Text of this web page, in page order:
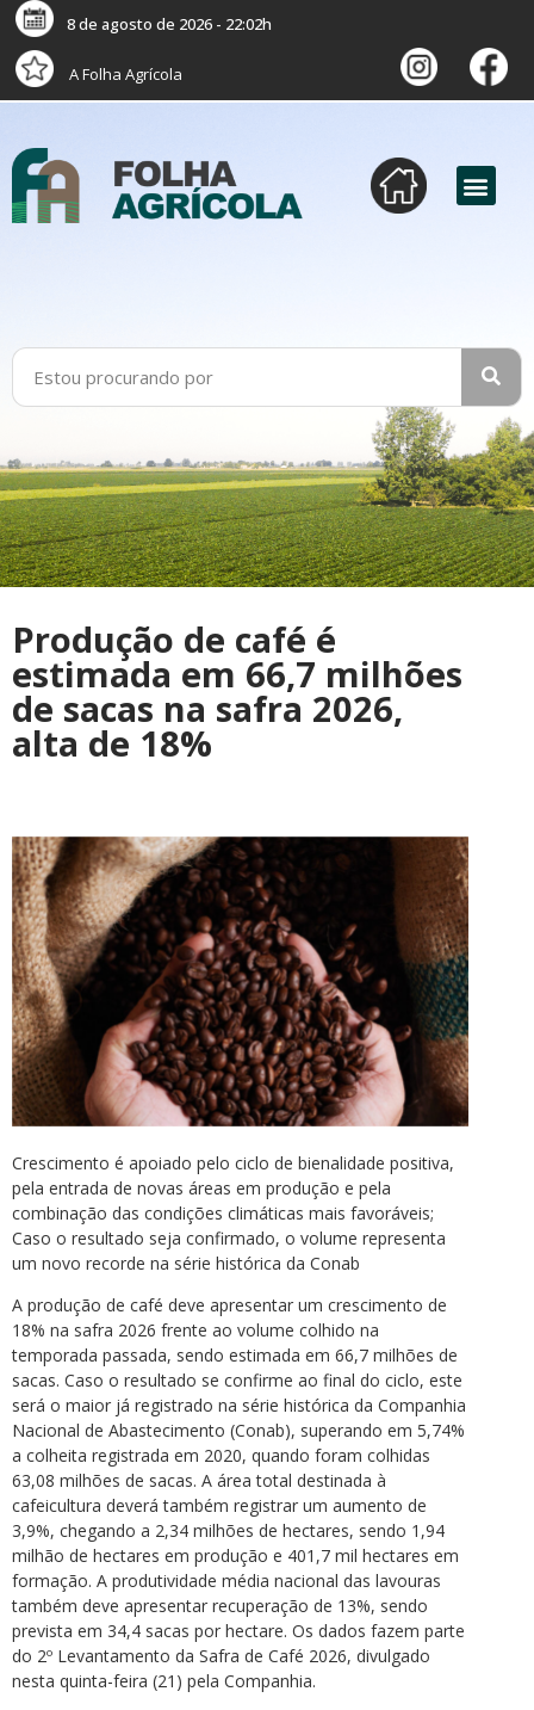
8 de agosto de 2026 - 22:02h
A Folha Agrícola
Produção de café é
estimada em 66,7 milhões
de sacas na safra 2026,
alta de 18%
Crescimento é apoiado pelo ciclo de bienalidade positiva,
pela entrada de novas áreas em produção e pela
combinação das condições climáticas mais favoráveis;
Caso o resultado seja confirmado, o volume representa
um novo recorde na série histórica da Conab
A produção de café deve apresentar um crescimento de
18% na safra 2026 frente ao volume colhido na
temporada passada, sendo estimada em 66,7 milhões de
sacas. Caso o resultado se confirme ao final do ciclo, este
será o maior já registrado na série histórica da Companhia
Nacional de Abastecimento (Conab), superando em 5,74%
a colheita registrada em 2020, quando foram colhidas
63,08 milhões de sacas. A área total destinada à
cafeicultura deverá também registrar um aumento de
3,9%, chegando a 2,34 milhões de hectares, sendo 1,94
milhão de hectares em produção e 401,7 mil hectares em
formação. A produtividade média nacional das lavouras
também deve apresentar recuperação de 13%, sendo
prevista em 34,4 sacas por hectare. Os dados fazem parte
do 2º Levantamento da Safra de Café 2026, divulgado
nesta quinta-feira (21) pela Companhia.